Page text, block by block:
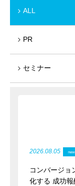
ALL
PR
セミナー
2026.08.05
コンバージョ
化する 成功